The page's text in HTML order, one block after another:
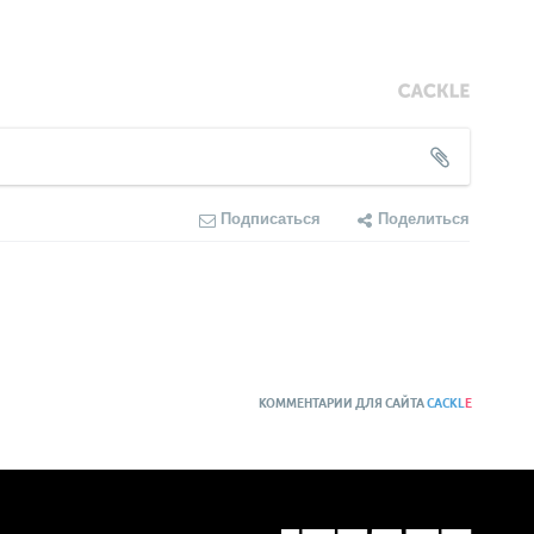
Подписаться Поделиться
КОММЕНТАРИИ ДЛЯ САЙТАCACKL E